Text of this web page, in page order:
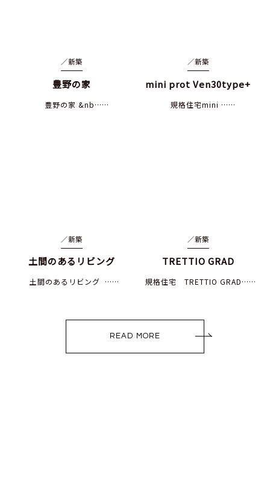
／新築
豊野の家
豊野の家 &nb……
／新築
mini prot Ven30type+
規格住宅mini ……
／新築
土間のあるリビング
土間のあるリビング ……
／新築
TRETTIO GRAD
規格住宅 TRETTIO GRAD……
READ MORE